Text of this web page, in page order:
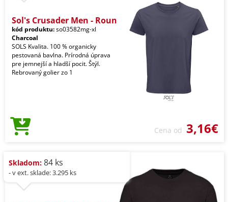
Sol's Crusader Men - Roun
kód produktu:so03582mg-xl
Charcoal
SOLS Kvalita. 100 % organicky
pestovaná bavlna. Prírodná úprava
pre jemnejší a hladší pocit. Štýl.
Rebrovaný golier zo 1
Cena od 3,16€
Skladom: 84 ks
- v ext. sklade: 3.295 ks